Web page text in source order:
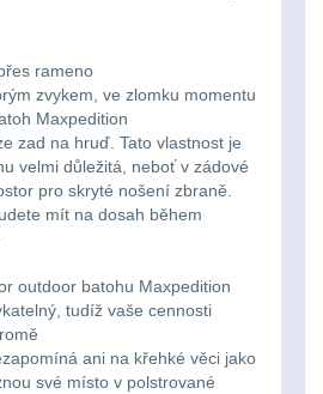
3
rameno
zvykem, ve zlomku momentu
Maxpedition
zad na hruď. Tato vlastnost je
velmi důležitá, neboť v zádové
pro skryté nošení zbraně.
mít na dosah během
outdoor batohu Maxpedition
tudíž vaše cennosti
ani na křehké věci jako
své místo v polstrované